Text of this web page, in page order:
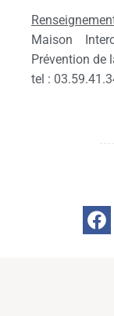
Maison
Prévention de
tel :